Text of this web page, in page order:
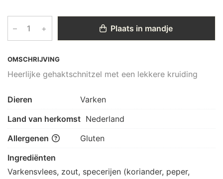
OMSCHRIJVING
Heerlijke gehaktschnitzel met een lekkere kruiding
– + Plaats in mandje
Dieren
Varken
Land van herkomst Nederland
Allergenen
Gluten
Ingrediënten
Varkensvlees, zout, specerijen (koriander, peper,